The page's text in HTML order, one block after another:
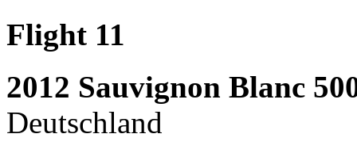
Flight 11
2012 Sauvignon Blanc
Deutschland